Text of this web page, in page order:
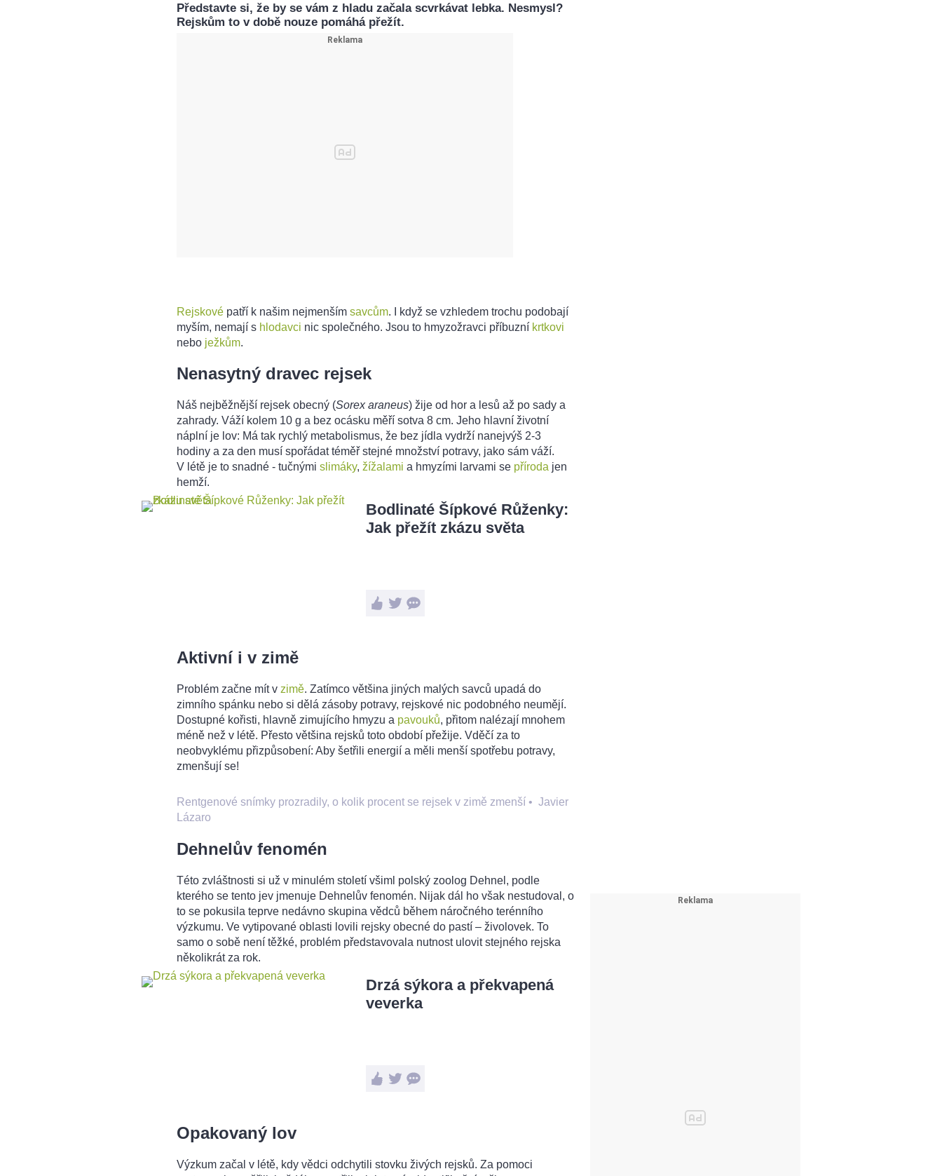
Představte si, že by se vám z hladu začala scvrkávat lebka. Nesmysl?
Rejskům to v době nouze pomáhá přežít.
Rejskové patří k našim nejmenším savcům. I když se vzhledem trochu podobají
myším, nemají s hlodavci nic společného. Jsou to hmyzožravci příbuzní krtkovi
nebo ježkům.
Nenasytný dravec rejsek
Náš nejběžnější rejsek obecný (Sorex araneus) žije od hor a lesů až po sady a
zahrady. Váží kolem 10 g a bez ocásku měří sotva 8 cm. Jeho hlavní životní
náplní je lov: Má tak rychlý metabolismus, že bez jídla vydrží nanejvýš 2-3
hodiny a za den musí spořádat téměř stejné množství potravy, jako sám váží.
V létě je to snadné - tučnými slimáky, žížalami a hmyzími larvami se příroda jen
hemží.
Bodlinaté Šípkové Růženky:
Jak přežít zkázu světa
Aktivní i v zimě
Problém začne mít v zimě. Zatímco většina jiných malých savců upadá do
zimního spánku nebo si dělá zásoby potravy, rejskové nic podobného neumějí.
Dostupné kořisti, hlavně zimujícího hmyzu a pavouků, přitom nalézají mnohem
méně než v létě. Přesto většina rejsků toto období přežije. Vděčí za to
neobvyklému přizpůsobení: Aby šetřili energií a měli menší spotřebu potravy,
zmenšují se!
Rentgenové snímky prozradily, o kolik procent se rejsek v zimě zmenší • Javier
Lázaro
Dehnelův fenomén
Této zvláštnosti si už v minulém století všiml polský zoolog Dehnel, podle
kterého se tento jev jmenuje Dehnelův fenomén. Nijak dál ho však nestudoval, o
to se pokusila teprve nedávno skupina vědců během náročného terénního
výzkumu. Ve vytipované oblasti lovili rejsky obecné do pastí – živolovek. To
samo o sobě není těžké, problém představovala nutnost ulovit stejného rejska
několikrát za rok.
Drzá sýkora a překvapená
veverka
Opakovaný lov
Výzkum začal v létě, kdy vědci odchytili stovku živých rejsků. Za pomoci